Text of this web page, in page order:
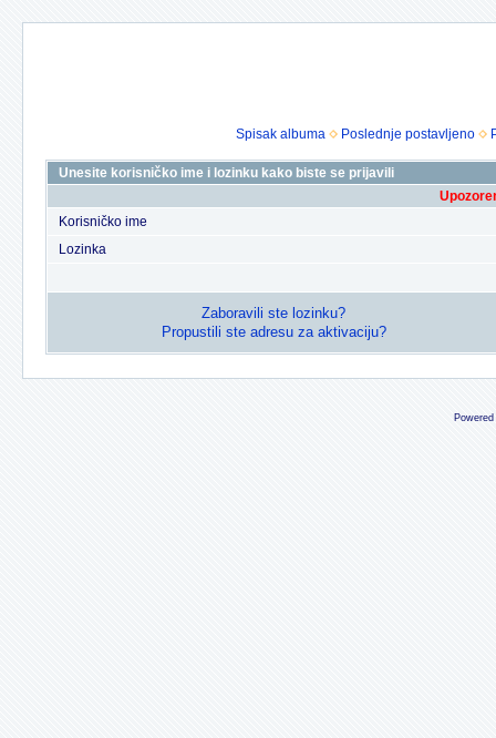
Spisak albuma Poslednje postavljeno
Unesite korisničko ime i lozinku kako biste se prijavili
Korisničko ime
Lozinka
Zaboravili ste lozinku?
Propustili ste adresu za aktivaciju?